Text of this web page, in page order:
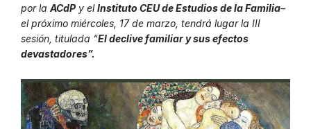
por la ACdP y elInstituto CEU de Estudios de la Familia–
el próximo miércoles, 17 de marzo, tendrá lugar la III
sesión, titulada “El declive familiar y sus efectos
devastadores”.